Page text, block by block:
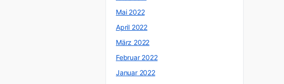
Mai 2022
April 2022
März 2022
Februar 2022
Januar 2022